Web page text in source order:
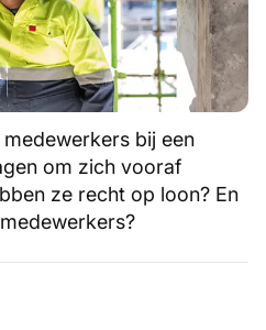
bij een
om zich vooraf
ze recht op loon? En